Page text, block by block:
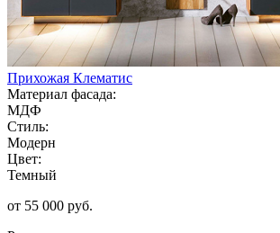
Прихожая Клематис
Материал фасада:
МДФ
Стиль:
Модерн
Цвет:
Темный
от 55 000 руб.